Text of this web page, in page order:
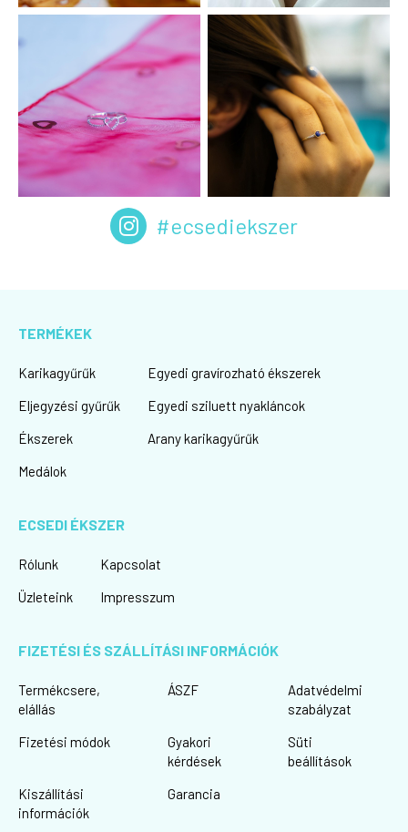
#ecsediekszer
TERMÉKEK
Karikagyűrűk
Eljegyzési gyűrűk
Ékszerek
Medálok
Egyedi gravírozható ékszerek
Egyedi sziluett nyakláncok
Arany karikagyűrűk
ECSEDI ÉKSZER
Rólunk
Üzleteink
Kapcsolat
Impresszum
FIZETÉSI ÉS SZÁLLÍTÁSI INFORMÁCIÓK
Termékcsere,
elállás
Fizetési módok
Kiszállítási
információk
ÁSZF
Gyakori
kérdések
Garancia
Adatvédelmi
szabályzat
Süti
beállítások